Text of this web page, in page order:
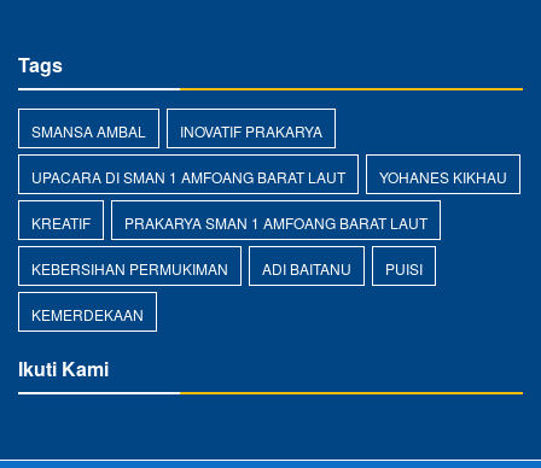
Tags
SMANSA AMBAL INOVATIF PRAKARYA
UPACARA DI SMAN 1 AMFOANG BARAT LAUT YOHANES KIKHAU
KREATIF PRAKARYA SMAN 1 AMFOANG BARAT LAUT
KEBERSIHAN PERMUKIMAN ADI BAITANU PUISI
KEMERDEKAAN
Ikuti Kami